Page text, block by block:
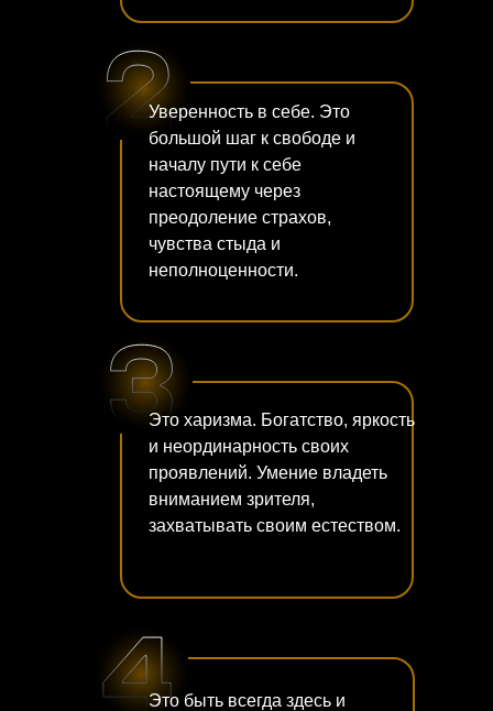
Это быть всегда здесь и
Это харизма. Богатство, яркость
и неординарность своих
проявлений. Умение владеть
вниманием зрителя,
захватывать своим естеством.
Уверенность в себе. Это
большой шаг к свободе и
началу пути к себе
настоящему через
преодоление страхов,
чувства стыда и
неполноценности.